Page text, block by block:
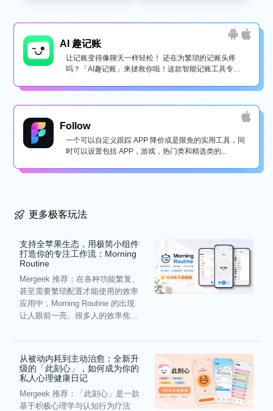
AI 趣记账
让记账变得像聊天一样轻松！ 还在为繁琐的记账头疼
吗？「AI趣记账」来拯救你啦！这款智能记账工具专为
Follow
一个可以自定义跟踪 APP 降价或是限免的实用工具，同
时可以设置包括 APP，游戏，热门类和精选类的...
更多极客玩法
支持全苹果生态，用极简小组件
打造你的专注工作流：Morning
Routine
Mergeek 推荐：在各种功能繁复、
甚至需要繁琐配置才能使用的效率
应用中，Morning Routine 的出现
让人眼前一亮。很多人的效率焦
从被动内耗到主动治愈：全新升
级的「此刻心」，如何成为你的
私人心理健康日记
Mergeek 推荐：「此刻心」是一款
基于积极心理学与认知行为疗法